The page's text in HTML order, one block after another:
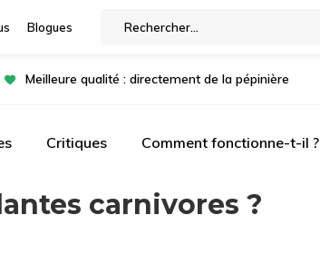
Blogues
Meilleure qualité : directement de la pépinière
Critiques Comment fonctionne-t-il ?
carnivores ?